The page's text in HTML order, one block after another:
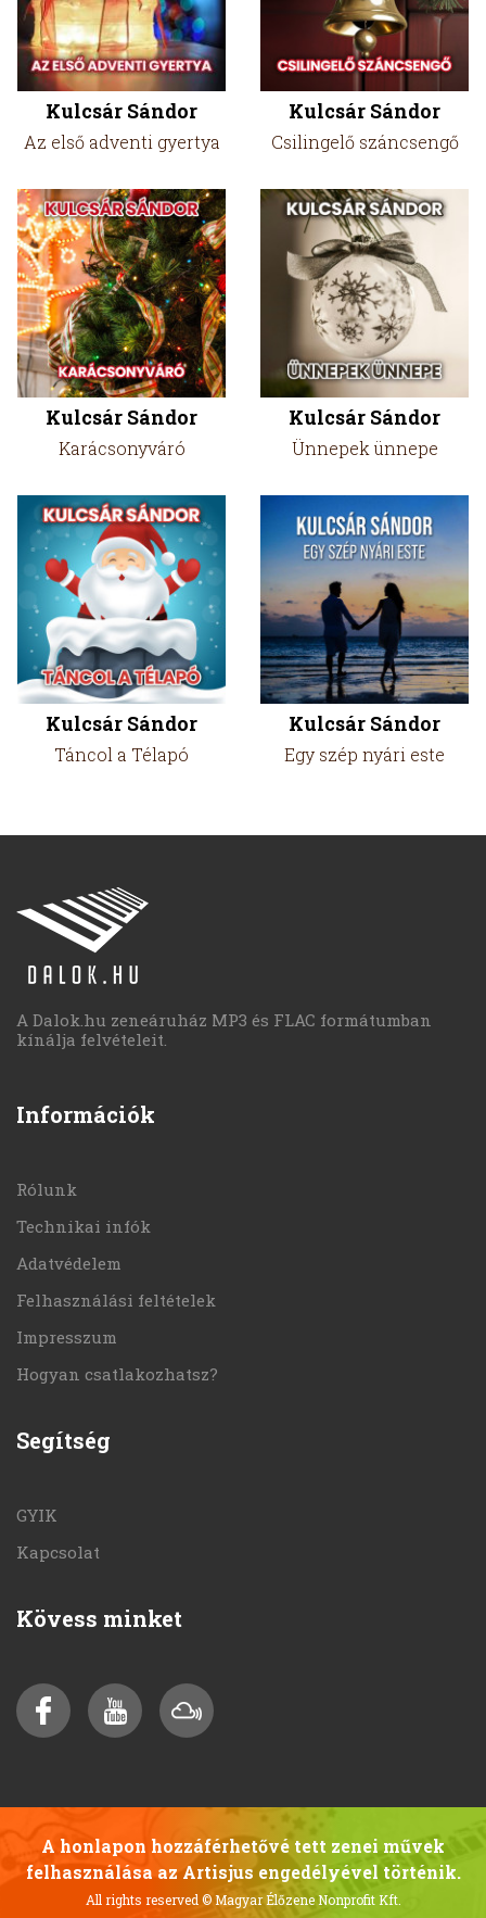
Kulcsár Sándor
Az első adventi gyertya
Kulcsár Sándor
Csilingelő száncsengő
Kulcsár Sándor
Karácsonyváró
Kulcsár Sándor
Ünnepek ünnepe
Kulcsár Sándor
Táncol a Télapó
Kulcsár Sándor
Egy szép nyári este
A Dalok.hu zeneáruház MP3 és FLAC formátumban
kínálja felvételeit.
Információk
Rólunk
Technikai infók
Adatvédelem
Felhasználási feltételek
Impresszum
Hogyan csatlakozhatsz?
Segítség
GYIK
Kapcsolat
Kövess minket
A honlapon hozzáférhetővé tett zenei művek
felhasználása az Artisjus engedélyével történik.
All rights reserved © Magyar Élőzene Nonprofit Kft.